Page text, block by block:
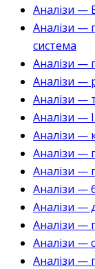
Аналізи —
Аналізи —
система
Аналізи —
Аналізи —
Аналізи —
Аналізи —
Аналізи —
Аналізи —
Аналізи —
Аналізи —
Аналізи —
Аналізи —
Аналізи —
Аналізи —